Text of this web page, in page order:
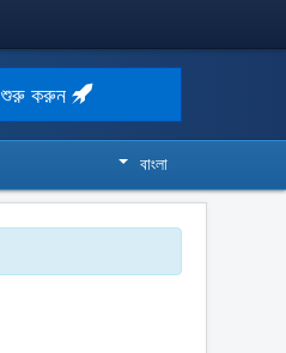
শুরু করুন
বাংলা